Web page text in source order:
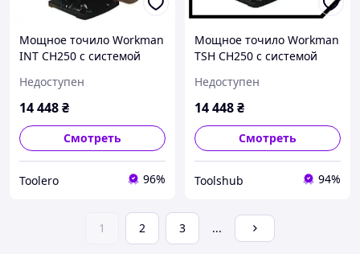
Мощное точило Workman
INT CH250 с системой
250 мм)
Недоступен
14 448₴
Смотреть
Toolero 96%
Мощное точило Workman
TSH CH250 с системой
250 мм) Топ 3776563
Недоступен
14 448₴
Смотреть
Toolshub 94%
1 2 3 ...